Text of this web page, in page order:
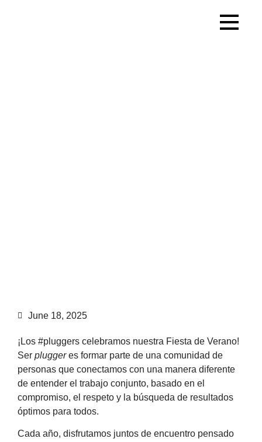
June 18, 2025
¡Los #pluggers celebramos nuestra Fiesta de Verano!
Ser pluggeres formar parte de una comunidad de
personas que conectamos con una manera diferente
de entender el trabajo conjunto, basado en el
compromiso, el respeto y la búsqueda de resultados
óptimos para todos.
Cada año, disfrutamos juntos de encuentro pensado